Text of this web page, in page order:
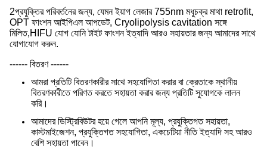
2প্রযুক্তির পরিবর্তনের জন্য, যেমন ইয়াগ লেজার 755nm মধুচক্র মাথা retrofit,
OPT ফাংশন আইপিএল আপডেট, Cryolipolysis cavitation সঙ্গে
মিলিত,HIFU যোগ যোনি টাইট ফাংশন ইত্যাদি আরও সহায়তার জন্য আমাদের সাথে
যোগাযোগ করুন.
------ বিতরণ ------
আমরা প্রতিটি বিতরণকারীর সাথে সহযোগিতা করার বা ক্রেতাকে স্থানীয়
বিতরণকারীতে পরিণত করতে সহায়তা করার জন্য প্রতিটি সুযোগকে লালন
করি।
আমাদের ডিস্ট্রিবিউটর হয়ে গেলে আপনি মূল্য, প্রযুক্তিগত সহায়তা,
কাস্টমাইজেশন, প্রযুক্তিগত সহযোগিতা, একচেটিয়া নীতি ইত্যাদি সহ আরও
বেশি সহায়তা পাবেন।